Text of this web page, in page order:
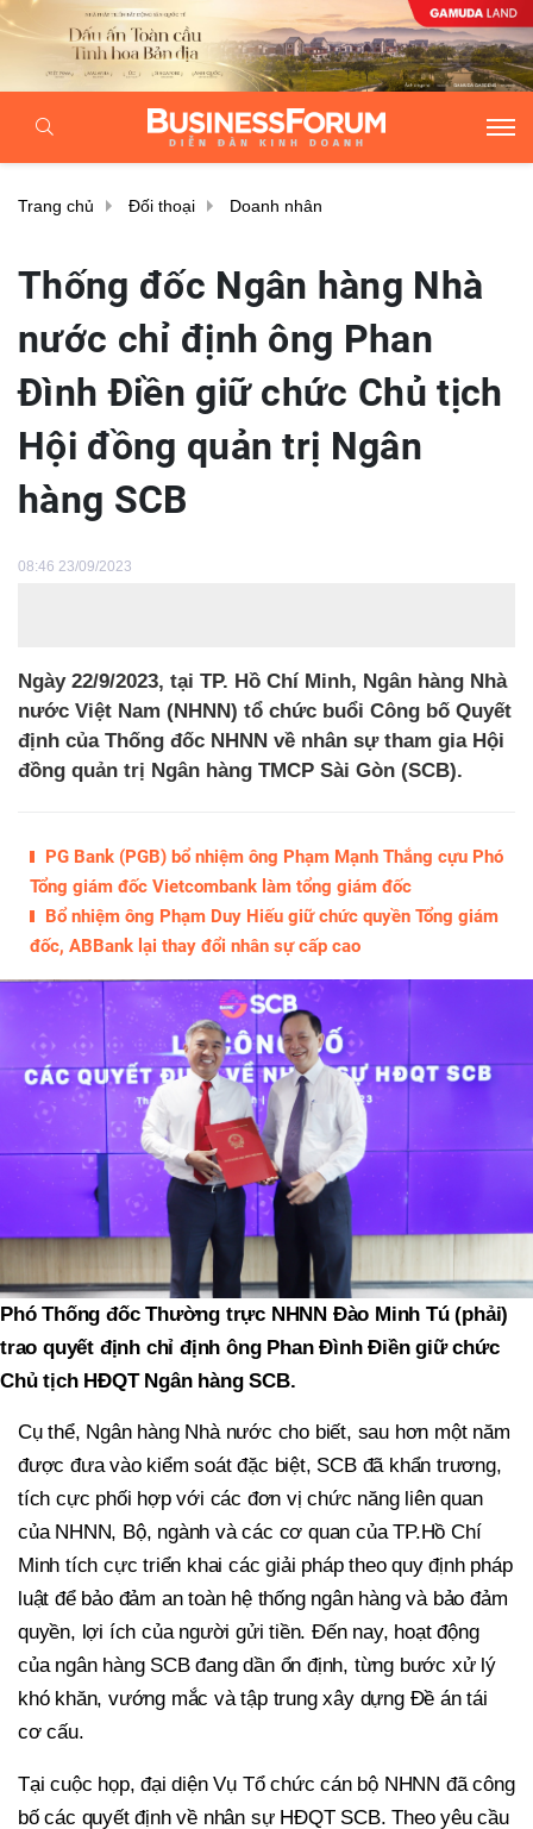
Trang chủ Đối thoại Doanh nhân
Thống đốc Ngân hàng Nhà
nước chỉ định ông Phan
Đình Điền giữ chức Chủ tịch
Hội đồng quản trị Ngân
hàng SCB
08:46 23/09/2023
Ngày 22/9/2023, tại TP. Hồ Chí Minh, Ngân hàng Nhà
nước Việt Nam (NHNN) tổ chức buổi Công bố Quyết
định của Thống đốc NHNN về nhân sự tham gia Hội
đồng quản trị Ngân hàng TMCP Sài Gòn (SCB).
PG Bank (PGB) bổ nhiệm ông Phạm Mạnh Thắng cựu Phó
Tổng giám đốc Vietcombank làm tổng giám đốc
Bổ nhiệm ông Phạm Duy Hiếu giữ chức quyền Tổng giám
đốc, ABBank lại thay đổi nhân sự cấp cao
Phó Thống đốc Thường trực NHNN Đào Minh Tú (phải)
trao quyết định chỉ định ông Phan Đình Điền giữ chức
Chủ tịch HĐQT Ngân hàng SCB.
Cụ thể, Ngân hàng Nhà nước cho biết, sau hơn một năm
được đưa vào kiểm soát đặc biệt, SCB đã khẩn trương,
tích cực phối hợp với các đơn vị chức năng liên quan
của NHNN, Bộ, ngành và các cơ quan của TP.Hồ Chí
Minh tích cực triển khai các giải pháp theo quy định pháp
luật để bảo đảm an toàn hệ thống ngân hàng và bảo đảm
quyền, lợi ích của người gửi tiền. Đến nay, hoạt động
của ngân hàng SCB đang dần ổn định, từng bước xử lý
khó khăn, vướng mắc và tập trung xây dựng Đề án tái
cơ cấu.
Tại cuộc họp, đại diện Vụ Tổ chức cán bộ NHNN đã công
bố các quyết định về nhân sự HĐQT SCB. Theo yêu cầu